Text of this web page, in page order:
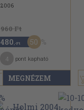
MEGNÉZEM
2006
960 Ft
480 ,-Ft 50
pont kapható